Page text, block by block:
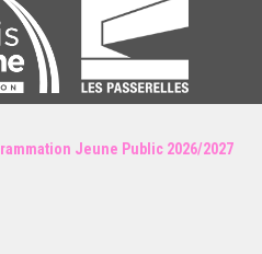
Jeune Public 2026/2027